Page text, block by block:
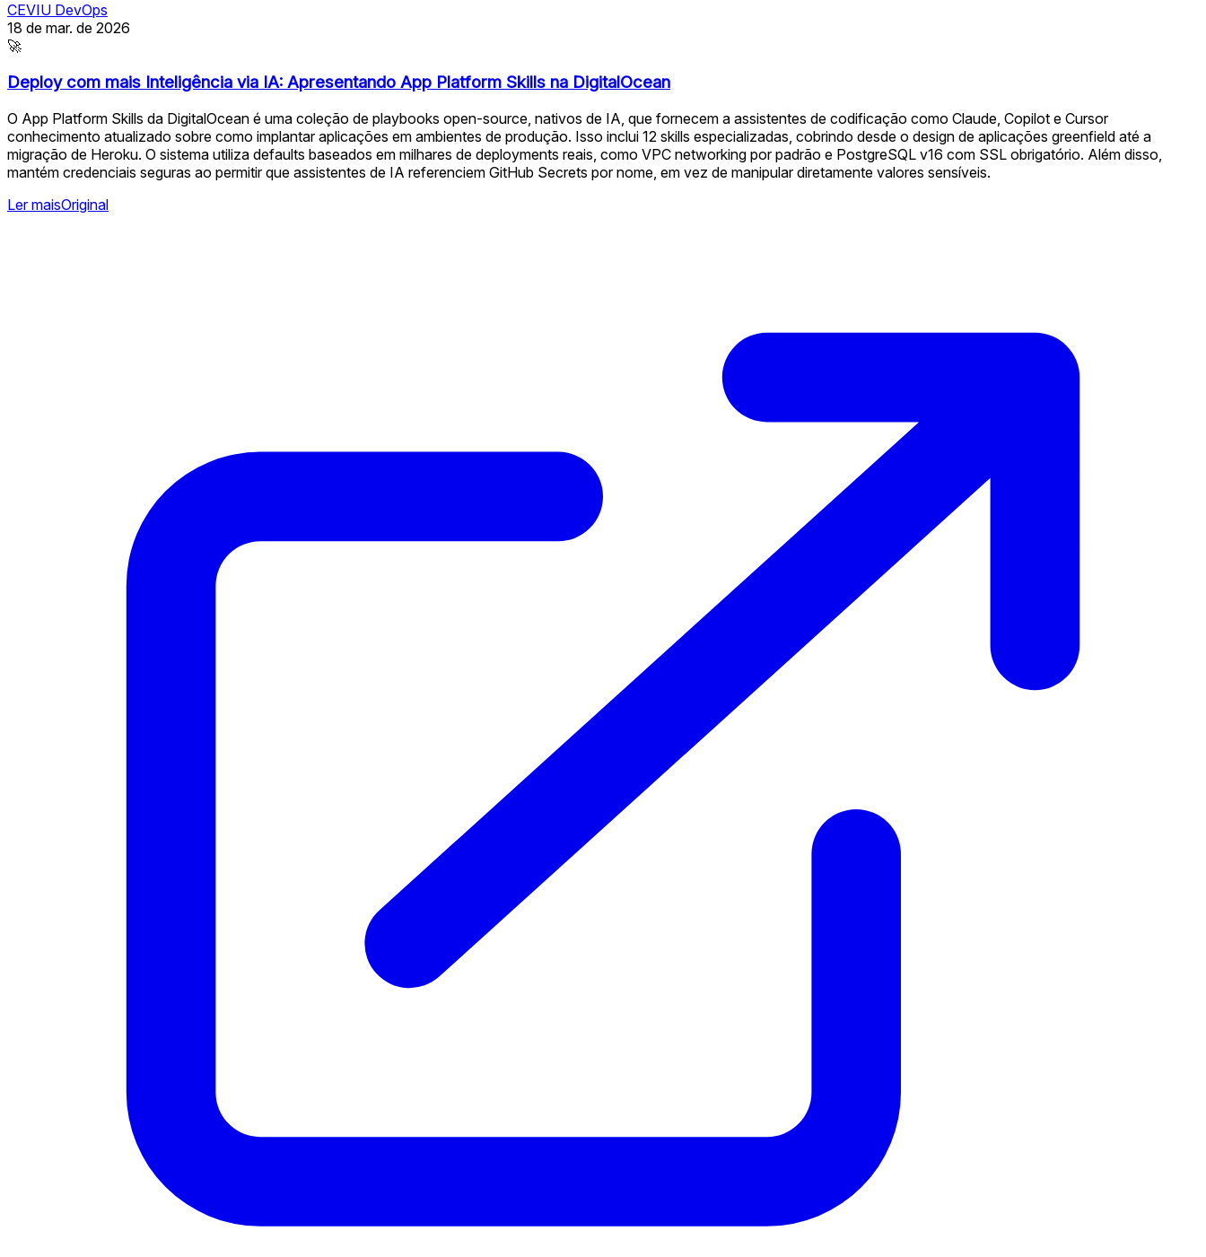
CEVIU DevOps
18 de mar. de 2026
🚀
Deploy com mais Inteligência via IA: Apresentando App Platform Skills na DigitalOcean
O App Platform Skills da DigitalOcean é uma coleção de playbooks open-source, nativos de IA, que fornecem a assistentes de codificação como Claude, Copilot e Cursor
conhecimento atualizado sobre como implantar aplicações em ambientes de produção. Isso inclui 12 skills especializadas, cobrindo desde o design de aplicações greenfield até a
migração de Heroku. O sistema utiliza defaults baseados em milhares de deployments reais, como VPC networking por padrão e PostgreSQL v16 com SSL obrigatório. Além disso,
mantém credenciais seguras ao permitir que assistentes de IA referenciem GitHub Secrets por nome, em vez de manipular diretamente valores sensíveis.
Ler maisOriginal